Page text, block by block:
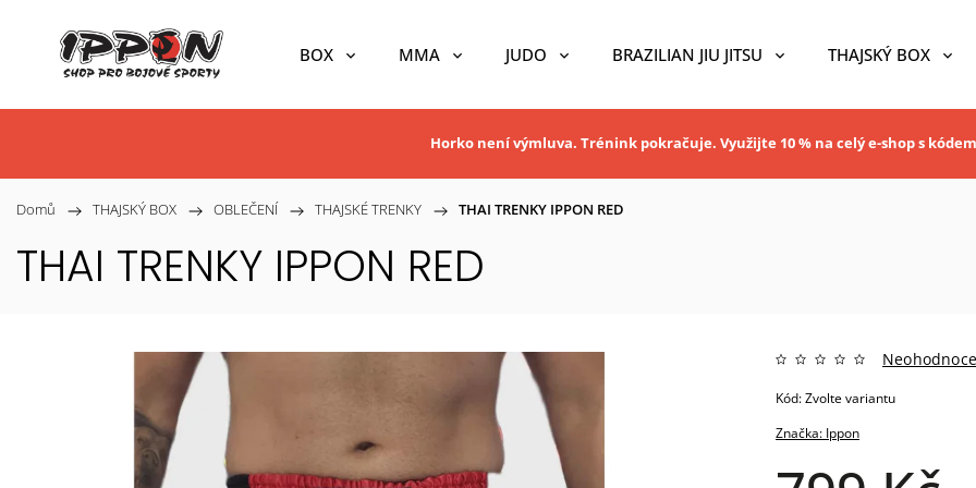
BOX MMA JUDO BRAZILIAN JIU JITSU THAJSKÝ BOX
Horko není výmluva. Trénink pokračuje. Využijte 10 % na celý e-shop s kódem
Domů / THAJSKÝ BOX / OBLEČENÍ / THAJSKÉ TRENKY / THAI TRENKY IPPON RED
THAI TRENKY IPPON RED
Značka: Ippon
Kód:Zvolte variantu